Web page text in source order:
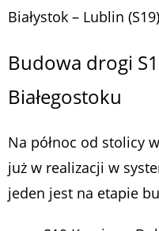
Białystok – Lublin
Budowa drogi
Białegostoku
Na północ od stolicy
już w realizacji w
jeden jest na etapie